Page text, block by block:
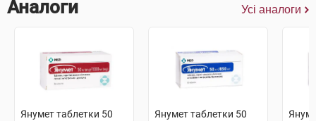
Аналоги Усі аналоги
Янумет таблетки 50
Янумет таблетки 50